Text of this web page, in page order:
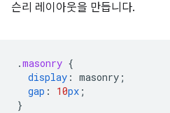
슨리 레이아웃을 만듭니다.
.masonry {
display : masonry ;
gap : 10px ;
}